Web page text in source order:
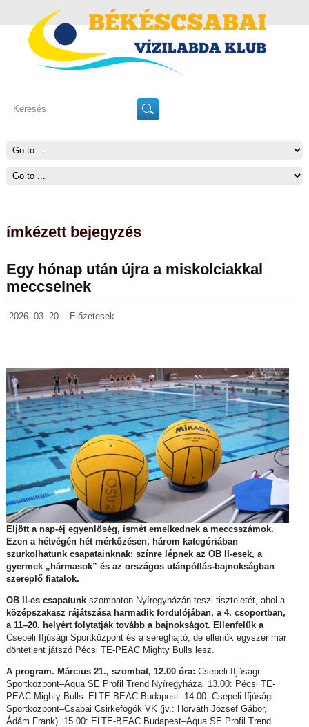
ímkézett bejegyzés
Egy hónap után újra a miskolciakkal
meccselnek
2026. 03. 20. Előzetesek
Eljött a nap-éj egyenlőség, ismét emelkednek a meccsszámok.
Ezen a hétvégén hét mérkőzésen, három kategóriában
szurkolhatunk csapatainknak: színre lépnek az OB II-esek, a
gyermek „hármasok” és az országos utánpótlás-bajnokságban
szereplő fiatalok.
OB II-es csapatunkszombaton Nyíregyházán teszi tiszteletét, ahol a
középszakasz rájátszása harmadik fordulójában, a 4. csoportban,
a 11–20. helyért folytatják tovább a bajnokságot. Ellenfelük a
Csepeli Ifjúsági Sportközpont és a sereghajtó, de ellenük egyszer már
döntetlent játszó Pécsi TE-PEAC Mighty Bulls lesz.
A program. Március 21., szombat, 12.00 óra: Csepeli Ifjúsági
Sportközpont–Aqua SE Profil Trend Nyíregyháza. 13.00: Pécsi TE-
PEAC Mighty Bulls–ELTE-BEAC Budapest. 14.00: Csepeli Ifjúsági
Sportközpont–Csabai Csirkefogók VK (jv.: Horváth József Gábor,
Ádám Frank). 15.00: ELTE-BEAC Budapest–Aqua SE Profil Trend